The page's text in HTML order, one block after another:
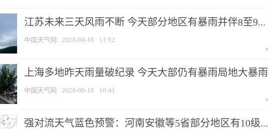
江苏未来三天风雨不断 今天部分地区有暴雨并伴8至9...
中国天气网 2026-08-10 11:02
上海多地昨天雨量破纪录 今天大部仍有暴雨局地大暴雨
中国天气网 2026-08-10 10:41
强对流天气蓝色预警：河南安徽等5省部分地区有10级...